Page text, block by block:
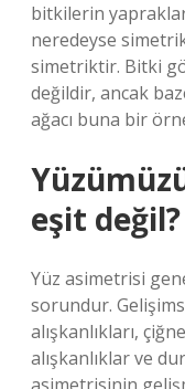
bitkilerin
neredeyse
simetriktir. Bitki
değildir, ancak
ağacı buna bir
eşit değil?
Yüz asimetrisi
sorundur.
alışkanlıkları,
alışkanlıklar ve